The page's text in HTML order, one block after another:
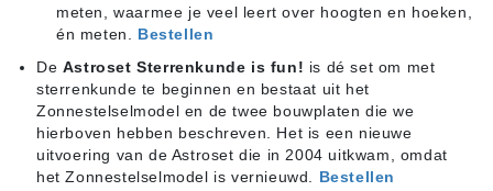
meten, waarmee je veel leert over hoogten en hoeken,
én meten. Bestellen
De Astroset Sterrenkunde is fun! is dé set om met
sterrenkunde te beginnen en bestaat uit het
Zonnestelselmodel en de twee bouwplaten die we
hierboven hebben beschreven. Het is een nieuwe
uitvoering van de Astroset die in 2004 uitkwam, omdat
het Zonnestelselmodel is vernieuwd. Bestellen